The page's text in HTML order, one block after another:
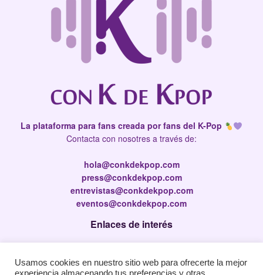
La plataforma para fans creada por fans del K-Pop
Contacta con nosotres a través de:
hola@conkdekpop.com
press@conkdekpop.com
entrevistas@conkdekpop.com
eventos@conkdekpop.com
Enlaces de interés
Política de privacidad
Usamos cookies en nuestro sitio web para ofrecerte la mejor